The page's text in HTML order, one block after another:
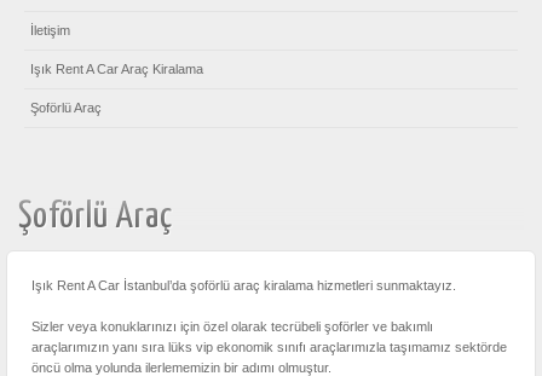
İletişim
Işık Rent A Car Araç Kiralama
Şoförlü Araç
Şoförlü Araç
Işık Rent A Car İstanbul’da şoförlü araç kiralama hizmetleri sunmaktayız.
Sizler veya konuklarınızı için özel olarak tecrübeli şoförler ve bakımlı
araçlarımızın yanı sıra lüks vip ekonomik sınıfı araçlarımızla taşımamız sektörde
öncü olma yolunda ilerlememizin bir adımı olmuştur.